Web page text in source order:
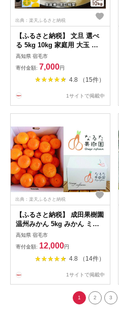
出典：楽天ふるさと納税
【ふるさと納税】 文旦 選べ
る 5kg 10kg 家庭用 大玉 小
玉 文旦 ぶんたん ブンタン 柑
橘 みかん フルーツ 果物 高知
県産 特産品 名産 お取り寄せ
グルメ 贈答用 ギフト プレゼ
地直送 宿毛市 高知県
高知県 宿毛市
寄付金額: 7,000円
4.8 （15件）
1サイトで掲載中
出典：楽天ふるさと納税
【ふるさと納税】 成田果樹園
温州みかん 5kg みかん ミカ
ン 蜜柑 柑橘 果物 フルーツ
贈答用 ギフト 贈り物 旬 秋
冬 産地直送 国産 甘い 新鮮
果汁たっぷり 食べ放題 家族
容 デザート 宿毛市 高知県
高知県 宿毛市
寄付金額: 12,000円
4.8 （14件）
1サイトで掲載中
1 2 3